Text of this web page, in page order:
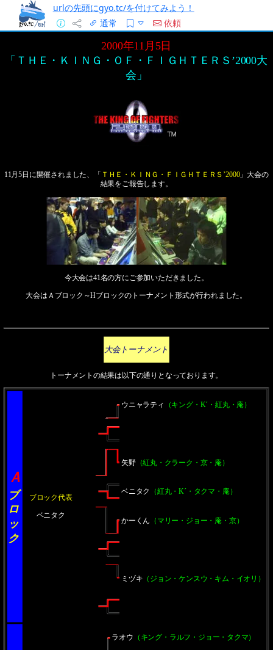
urlの先頭にgyo.tc/を付けてみよう！
通常
依頼